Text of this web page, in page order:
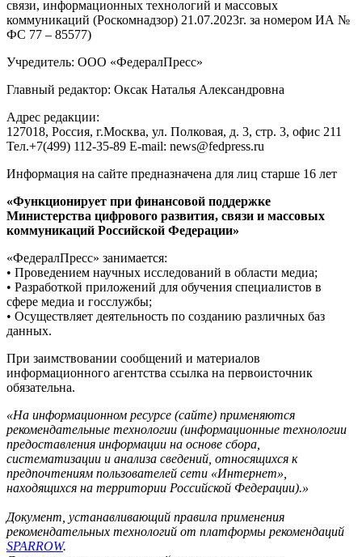
связи, информационных технологий и массовых
коммуникаций (Роскомнадзор) 21.07.2023г. за номером ИА №
ФС 77 – 85577)
Учредитель: ООО «ФедералПресс»
Главный редактор: Оксак Наталья Александровна
Адрес редакции:
127018, Россия, г.Москва, ул. Полковая, д. 3, стр. 3, офис 211
Тел.+7(499) 112-35-89 E-mail: news@fedpress.ru
Информация на сайте предназначена для лиц старше 16 лет
«Функционирует при финансовой поддержке
Министерства цифрового развития, связи и массовых
коммуникаций Российской Федерации»
«ФедералПресс» занимается:
• Проведением научных исследований в области медиа;
• Разработкой приложений для обучения специалистов в
сфере медиа и госслужбы;
• Осуществляет деятельность по созданию различных баз
данных.
При заимствовании сообщений и материалов
информационного агентства ссылка на первоисточник
обязательна.
«На информационном ресурсе (сайте) применяются
рекомендательные технологии (информационные технологии
предоставления информации на основе сбора,
систематизации и анализа сведений, относящихся к
предпочтениям пользователей сети «Интернет»,
находящихся на территории Российской Федерации).»
Документ, устанавливающий правила применения
рекомендательных технологий от платформы рекомендаций
SPARROW.